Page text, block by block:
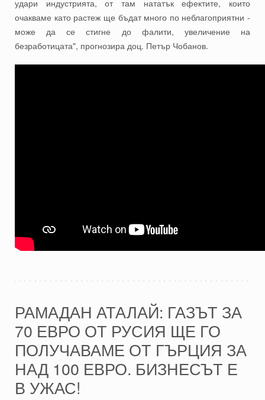
удари индустрията, от там нататък ефектите, които
очакваме като растеж ще бъдат много по неблагоприятни -
може да се стигне до фалити, увеличение на
безработицата", прогнозира доц. Петър Чобанов.
РАМАДАН АТАЛАЙ: ГАЗЪТ ЗА
70 ЕВРО ОТ РУСИЯ ЩЕ ГО
ПОЛУЧАВАМЕ ОТ ГЪРЦИЯ ЗА
НАД 100 ЕВРО. БИЗНЕСЪТ Е
В УЖАС!